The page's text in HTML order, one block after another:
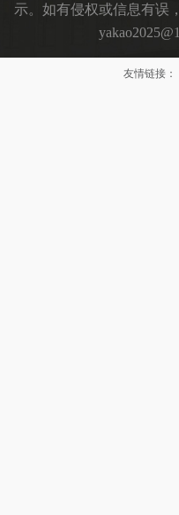
示。如有侵权或信息有误
友情链接：